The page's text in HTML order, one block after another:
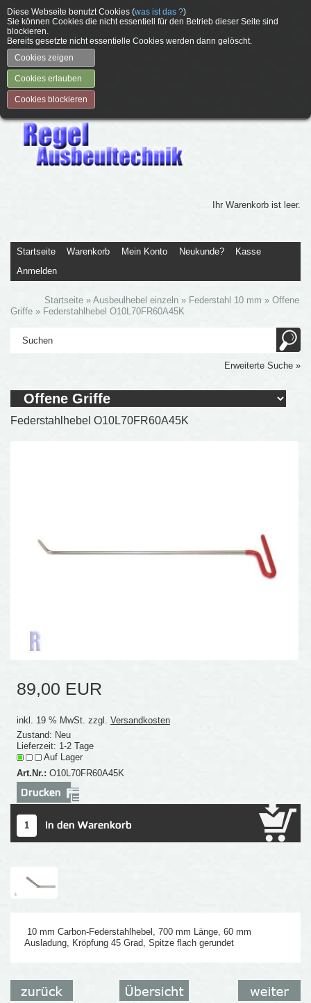
Diese Webseite benutzt Cookies (was ist das ?)
Sie können Cookies die nicht essentiell für den Betrieb dieser Seite sind
blockieren.
Bereits gesetzte nicht essentielle Cookies werden dann gelöscht.
Cookies zeigen
Cookies erlauben
Cookies blockieren
Ihr Warenkorb ist leer.
Startseite Warenkorb Mein Konto Neukunde?
Kasse
Anmelden
Startseite »Ausbeulhebel einzeln » Federstahl 10 mm »Offene
Griffe » Federstahlhebel O10L70FR60A45K
Erweiterte Suche »
Federstahlhebel O10L70FR60A45K
89,00 EUR
inkl. 19 % MwSt. zzgl. Versandkosten
Zustand: Neu
Lieferzeit: 1-2 Tage
Auf Lager
Art.Nr.: O10L70FR60A45K
10 mm Carbon-Federstahlhebel, 700 mm Länge, 60 mm
Ausladung, Kröpfung 45 Grad, Spitze flach gerundet